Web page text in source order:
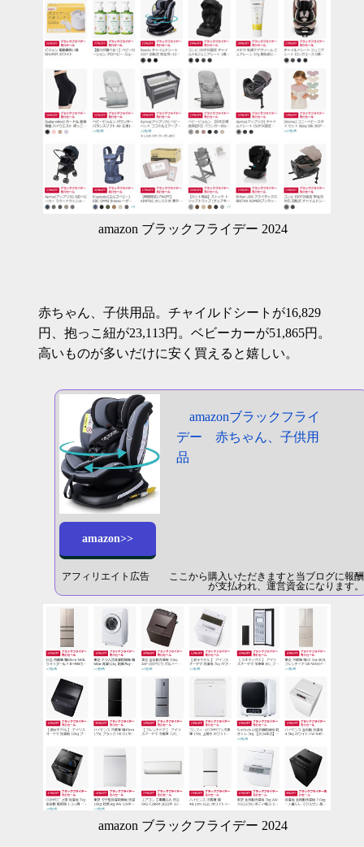
amazon ブラックフライデー 2024
赤ちゃん、子供用品。チャイルドシートが16,829
円、抱っこ紐が23,113円。ベビーカーが51,865円。
高いものが多いだけに安く買えると嬉しい。
amazonブラックフライ
デー 赤ちゃん、子供用
品
amazon>>
アフィリエイト広告 ここから購入いただきますと当ブログに報酬
が支払われ、運営資金になります。
amazon ブラックフライデー 2024